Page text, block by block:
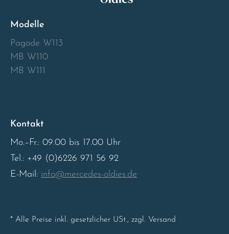
Modelle
Pagode W113
MB W110
MB W111
Kontakt
Mo.–Fr.: 09.00 bis 17.00 Uhr
Tel.: +49 (0)6226 971 56 92
E-Mail: info@mercedes-oldies.de
* Alle Preise inkl. gesetzlicher USt., zzgl. Versand